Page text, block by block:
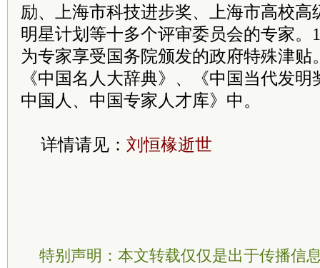
励、上海市科技进步奖、上海市高校高
明星计划等十多个评审委员会的专家。
为专家享受国务院颁发的政府特殊津贴
《中国名人大辞典》、《中国当代发
中国人、中国专家人才库》中。
详情请见： 刘恒椽逝世
特别声明：本文转载仅仅是出于传播信